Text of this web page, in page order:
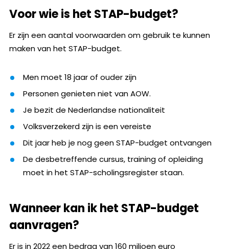
Voor wie is het STAP-budget?
Er zijn een aantal voorwaarden om gebruik te kunnen
maken van het STAP-budget.
Men moet 18 jaar of ouder zijn
Personen genieten niet van AOW.
Je bezit de Nederlandse nationaliteit
Volksverzekerd zijn is een vereiste
Dit jaar heb je nog geen STAP-budget ontvangen
De desbetreffende cursus, training of opleiding
moet in het STAP-scholingsregister staan.
Wanneer kan ik het STAP-budget
aanvragen?
Er is in 2022 een bedrag van 160 miljoen euro